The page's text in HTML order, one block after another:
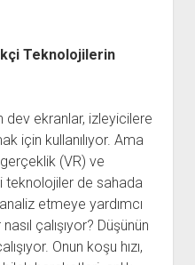
Teknolojilerin
dev ekranlar, izleyicilere
için kullanılıyor. Ama
(VR) ve
teknolojiler de sahada
etmeye yardımcı
çalışıyor? Düşünün
Onun koşu hızı,